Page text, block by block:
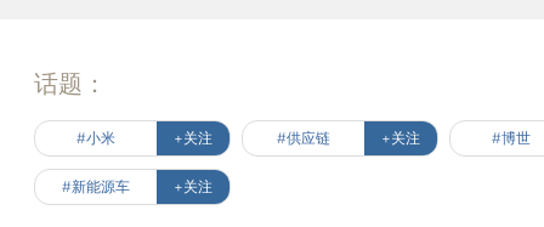
话题：
#小米 +关注 #供应链 +关注 #博世
#新能源车 +关注